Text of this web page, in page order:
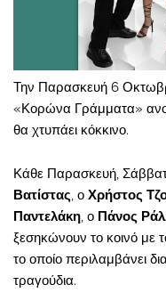
Την Παρασκευή 6
«Κορώνα Γράμματα»
θα χτυπάει κόκκινο.
Κάθε Παρασκευή,
Βατίστας, ο Χρήστος
Παντελάκη, ο Πάνος
ξεσηκώνουν το κοινό με
το οποίο περιλαμβάνει
τραγούδια.